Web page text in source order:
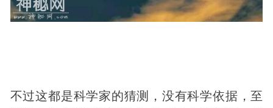
不过这都是科学家的猜测，没有科学依据，至